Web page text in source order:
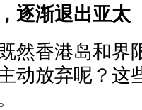
逐渐退出亚太
然香港岛和界
动放弃呢？这